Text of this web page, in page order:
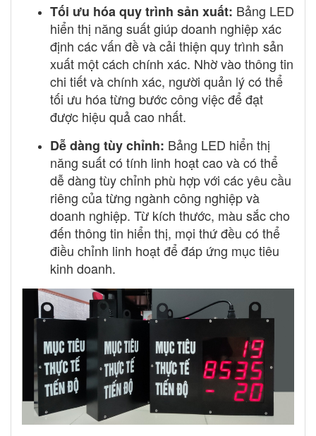
Tối ưu hóa quy trình sản xuất: Bảng LED
hiển thị năng suất giúp doanh nghiệp xác
định các vấn đề và cải thiện quy trình sản
xuất một cách chính xác. Nhờ vào thông tin
chi tiết và chính xác, người quản lý có thể
tối ưu hóa từng bước công việc để đạt
được hiệu quả cao nhất.
Dễ dàng tùy chỉnh: Bảng LED hiển thị
năng suất có tính linh hoạt cao và có thể
dễ dàng tùy chỉnh phù hợp với các yêu cầu
riêng của từng ngành công nghiệp và
doanh nghiệp. Từ kích thước, màu sắc cho
đến thông tin hiển thị, mọi thứ đều có thể
điều chỉnh linh hoạt để đáp ứng mục tiêu
kinh doanh.